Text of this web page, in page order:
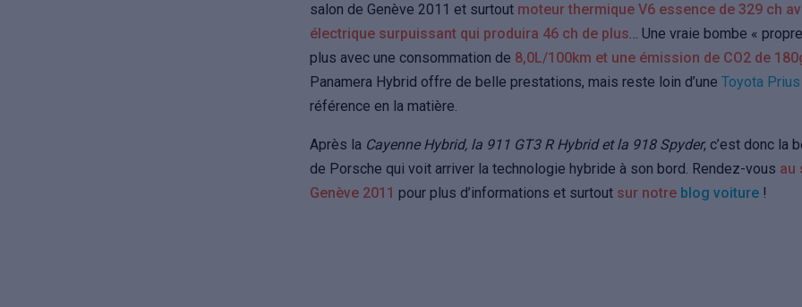
salon de Genève 2011 et surtout moteur thermique V6 essence de 329 ch
électrique surpuissant qui produira 46 ch de plus… Une vraie bombe «
plus avec une consommation de 8,0L/100km et une émission de CO2 de
Panamera Hybrid offre de belle prestations, mais reste loin d’une Toyota Prius
référence en la matière.
Après la Cayenne Hybrid, la 911 GT3 R Hybrid et la 918 Spyder, c’est donc la
de Porsche qui voit arriver la technologie hybride à son bord. Rendez-vous au
Genève 2011 pour plus d’informations et surtout sur notre blog voiture !